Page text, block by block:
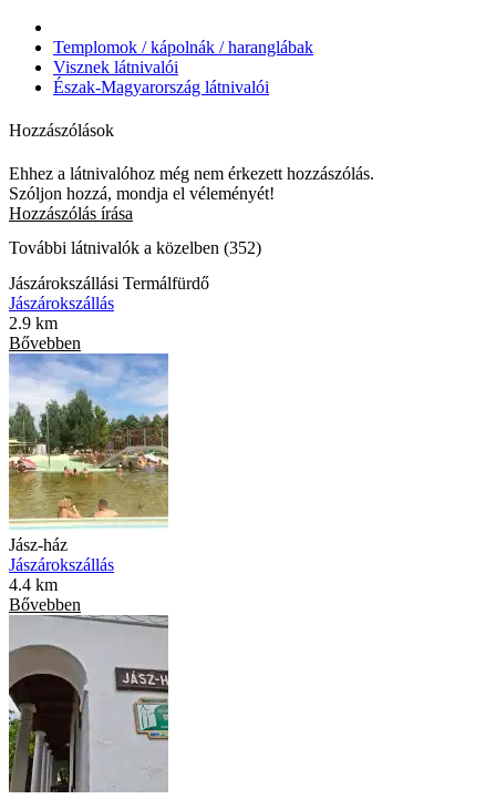
Templomok / kápolnák / haranglábak
Visznek látnivalói
Észak-Magyarország látnivalói
Hozzászólások
Ehhez a látnivalóhoz még nem érkezett hozzászólás.
Szóljon hozzá, mondja el véleményét!
Hozzászólás írása
További látnivalók a közelben (352)
Jászárokszállási Termálfürdő
Jászárokszállás
2.9 km
Bővebben
Jász-ház
Jászárokszállás
4.4 km
Bővebben